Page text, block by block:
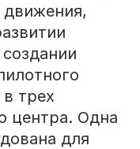
движения,
трех
центра. Одна
для